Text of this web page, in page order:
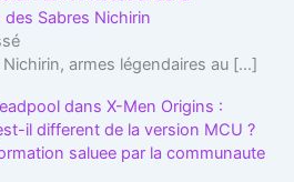
des Sabres Nichirin
armes légendaires au […]
dans X-Men Origins :
il different de la version MCU ?
saluee par la communaute